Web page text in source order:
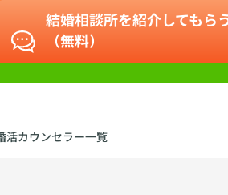
結婚相談所を紹介してもら
（無料）
活カウンセラー一覧